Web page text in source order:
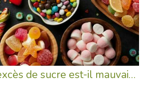
Pourquoi l'excès de sucre est-il mauvais pour les dents ?